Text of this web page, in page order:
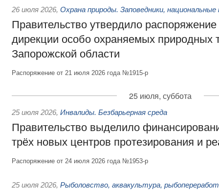
26 июля 2026, Охрана природы. Заповедники, национальные
Правительство утвердило
дирекции особо охраняемых природных
Запорожской области
Распоряжение от 21 июля 2026 года №1915-р
25 июля, суббота
25 июля 2026, Инвалиды. Безбарьерная среда
Правительство выделило
трёх новых центров протезирования и
Распоряжение от 24 июля 2026 года №1953-р
25 июля 2026, Рыболовство, аквакультура,